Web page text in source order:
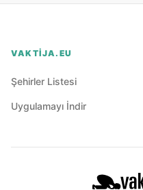
VAKTIJA.EU
Şehirler Listesi
Uygulamayı İndir